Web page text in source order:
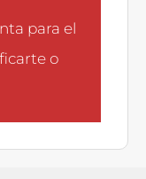
para el
o